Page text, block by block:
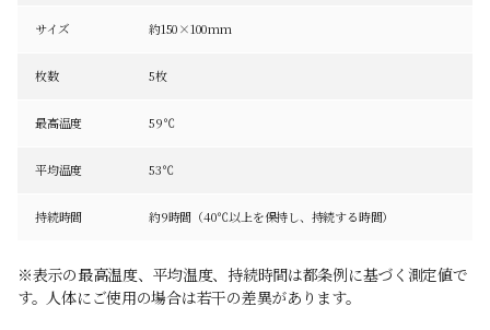
サイズ 約150×100mm
枚数 5枚
最高温度 59℃
平均温度 53℃
持続時間 約9時間（40℃以上を保持し、持続する時間）
※表示の最高温度、平均温度、持続時間は都条例に基づく測定値で
す。人体にご使用の場合は若干の差異があります。